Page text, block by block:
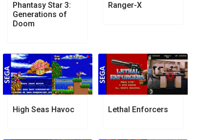
Phantasy Star 3:
Generations of
Doom
Ranger-X
High Seas Havoc Lethal Enforcers